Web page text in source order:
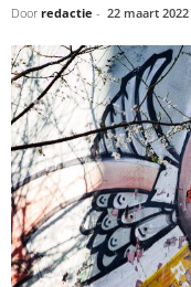
Door redactie - 22 maart 2022